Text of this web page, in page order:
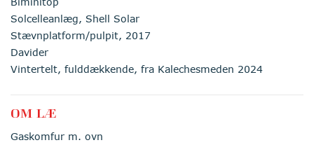
Solcelleanlæg, Shell Solar
Stævnplatform/pulpit, 2017
Davider
Vintertelt, fulddækkende, fra Kalechesmeden 2024
OM LÆ
Gaskomfur m. ovn